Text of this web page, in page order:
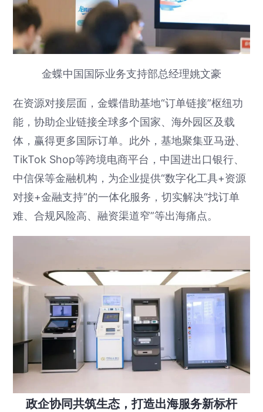
金蝶中国国际业务支持部总经理姚文豪
在资源对接层面，金蝶借助基地“订单链接”枢纽功
能，协助企业链接全球多个国家、海外园区及载
体，赢得更多国际订单。此外，基地聚集亚马逊、
TikTok Shop等跨境电商平台，中国进出口银行、
中信保等金融机构，为企业提供“数字化工具+资源
对接+金融支持”的一体化服务，切实解决“找订单
难、合规风险高、融资渠道窄”等出海痛点。
政企协同共筑生态，打造出海服务新标杆